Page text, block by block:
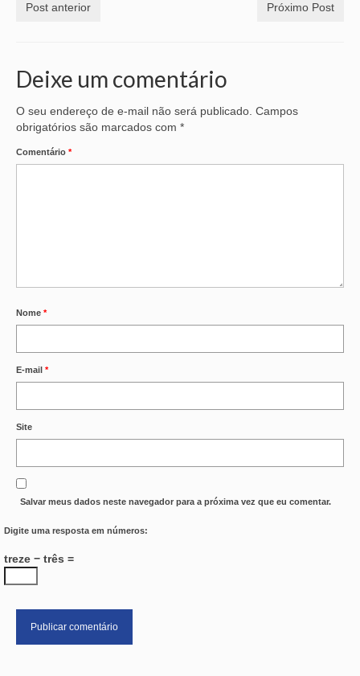
Post anterior Próximo Post
Deixe um comentário
O seu endereço de e-mail não será publicado. Campos
obrigatórios são marcados com *
Comentário *
Nome *
E-mail *
Site
Salvar meus dados neste navegador para a próxima vez que eu comentar.
Digite uma resposta em números:
treze − três =